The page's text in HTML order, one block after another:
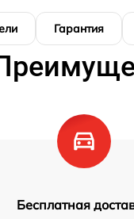
Гарантия
Бесплатная